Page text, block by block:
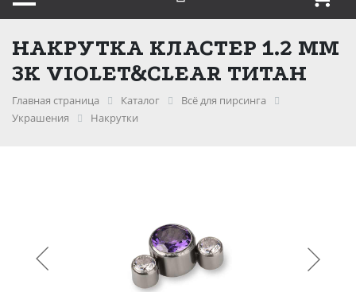
НАКРУТКА КЛАСТЕР 1.2 ММ
3К VIOLET&CLEAR ТИТАН
Главная страница Каталог
Всё для пирсинга
Украшения
Накрутки